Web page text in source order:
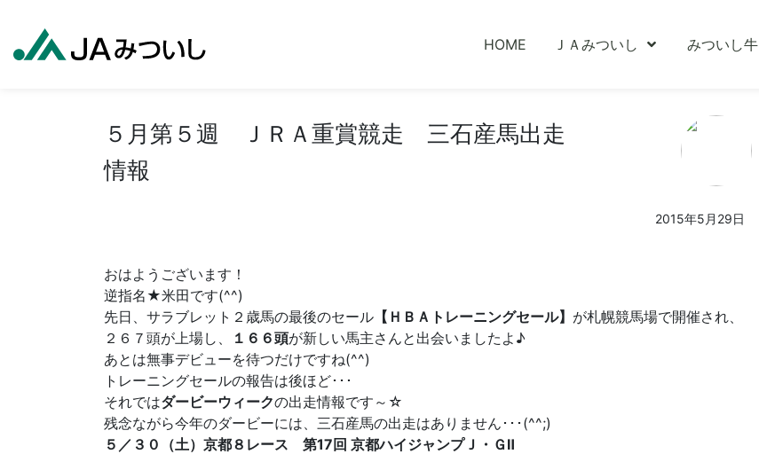
HOME ＪＡみついし みついし牛
５月第５週 ＪＲＡ重賞競走 三石産馬出走
情報
2015年5月29日
おはようございます！
逆指名★米田です(^^)
先日、サラブレット２歳馬の最後のセール 【ＨＢＡトレーニングセール】 が札幌競馬場で開催され、
２６７頭が上場し、
１６６頭が新しい馬主さんと出会いましたよ♪
あとは無事デビューを待つだけですね(^^)
トレーニングセールの報告は後ほど･･･
それではダービーウィークの出走情報です～☆
残念ながら今年のダービーには、三石産馬の出走はありません･･･(^^;)
５／３０（土）京都８レース 第17回 京都ハイジャンプＪ・ＧⅡ